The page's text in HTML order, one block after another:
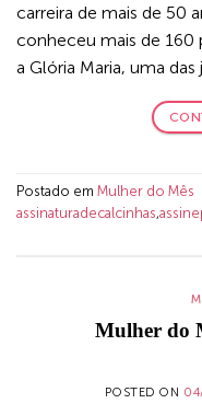
carreira de mais de 50
conheceu mais de 160
a Glória Maria, uma das
Postado em Mulher do Mês
assinaturadecalcinhas,
Mulher do
POSTED ON